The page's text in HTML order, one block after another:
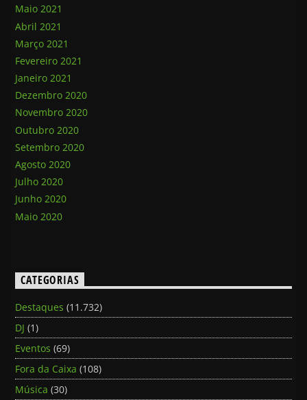
Maio 2021
Abril 2021
Março 2021
Fevereiro 2021
Janeiro 2021
Dezembro 2020
Novembro 2020
Outubro 2020
Setembro 2020
Agosto 2020
Julho 2020
Junho 2020
Maio 2020
CATEGORIAS
Destaques (11.732)
DJ (1)
Eventos (69)
Fora da Caixa (108)
Música (30)